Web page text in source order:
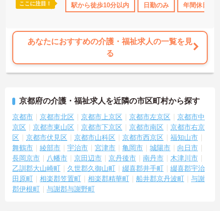
ここに注目！ 駅から徒歩10分以内 日勤のみ 年間休日
あなたにおすすめの介護・福祉求人の一覧を見
る
京都府の介護・福祉求人を近隣の市区町村から探す
京都市 京都市北区 京都市上京区 京都市左京区
京都市中
京区
京都市東山区 京都市下京区 京都市南区
京都市右京
区
京都市伏見区 京都市山科区 京都市西京区
福知山市
舞鶴市
綾部市 宇治市 宮津市 亀岡市 城陽市
向日市
長岡京市
八幡市 京田辺市 京丹後市 南丹市
木津川市
乙訓郡大山崎町
久世郡久御山町 綴喜郡井手町
綴喜郡宇治
田原町
相楽郡笠置町 相楽郡精華町 船井郡京丹波町
与謝
郡伊根町
与謝郡与謝野町